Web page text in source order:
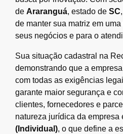
de Araranguá, estado de SC
de manter sua matriz em
seus negócios e para o
Sua situação cadastral na
demonstrando que a
com todas as exigências
garante maior segurança e
clientes, fornecedores e
natureza jurídica da empresa
(Individual), o que define a